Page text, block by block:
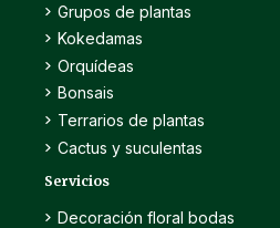
Grupos de plantas
Kokedamas
Orquídeas
Bonsais
Terrarios de plantas
Cactus y suculentas
Servicios
Decoración floral bodas